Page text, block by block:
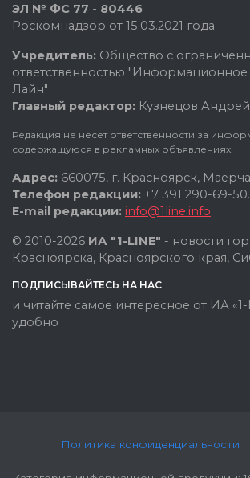
ЭЛ № ФС 77 - 80446
Роскомнадзор от 15.03.2021 года
Учредитель: Общество с
ответственностью "Информационное
Лайн"
Главный редактор: Кузнецов
Редакция не несет ответственности за
содержащуюся в рекламных объявлениях.
Адрес: 660075, г. Красноярск,
Телефон редакции: +7 391 290-69-50.
E-mail редакции: info@1line.info
© 2010-2026 ИА "1-LINE" - новости
Красноярска, Красноярского края,
ПОДПИСЫВАЙТЕСЬ НА НАС
и читайте самое интересное от ИА «1-
удобно
Политика конфиденциальности